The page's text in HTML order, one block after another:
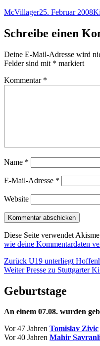
Autor
McVillagerVeröffentlicht
25. Februar 2008
Schreibe einen
Deine E-Mail-Adresse wird
Felder sind mit * markiert
Kommentar *
Name *
E-Mail-Adresse *
Website
Diese Seite verwendet
wie deine Kommentardaten
Beitragsnavigation
Zurück Vorheriger
Beitrag:
U19 unterliegt
Weiter Nächster
Presse zu Stuttgarter
Geburtstage
An einem 07.08. wurden
Vor 47 Jahren Tomislav Zivic
Vor 40 Jahren Mahir